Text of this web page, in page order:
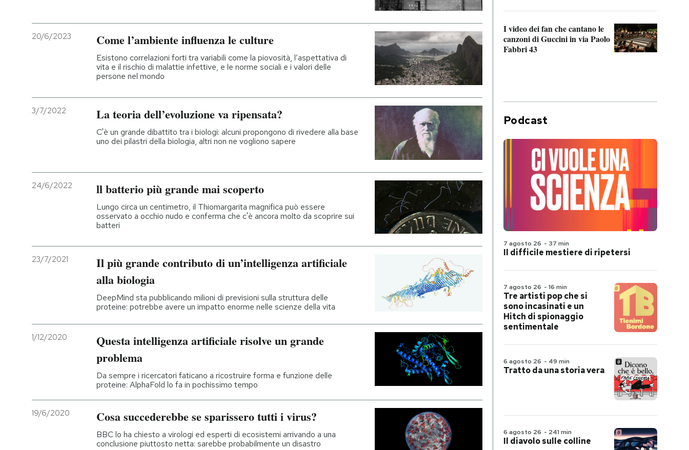
20/6/2023 Come l’ambiente influenza le culture
Esistono correlazioni forti tra variabili come la piovosità, l’aspettativa di
vita e il rischio di malattie infettive, e le norme sociali e i valori delle
persone nel mondo
3/7/2022 La teoria dell’evoluzione va ripensata?
C'è un grande dibattito tra i biologi: alcuni propongono di rivedere alla base
uno dei pilastri della biologia, altri non ne vogliono sapere
24/6/2022 ll batterio più grande mai scoperto
Lungo circa un centimetro, il Thiomargarita magnifica può essere
osservato a occhio nudo e conferma che c'è ancora molto da scoprire sui
batteri
23/7/2021
Il più grande contributo di un’intelligenza artificiale
alla biologia
DeepMind sta pubblicando milioni di previsioni sulla struttura delle
proteine: potrebbe avere un impatto enorme nelle scienze della vita
1/12/2020
Questa intelligenza artificiale risolve un grande
problema
Da sempre i ricercatori faticano a ricostruire forma e funzione delle
proteine: AlphaFold lo fa in pochissimo tempo
19/6/2020 Cosa succederebbe se sparissero tutti i virus?
BBC lo ha chiesto a virologi ed esperti di ecosistemi arrivando a una
conclusione piuttosto netta: sarebbe probabilmente un disastro
I video dei fan che cantano le
canzoni di Guccini in via Paolo
Fabbri 43
Podcast
7 agosto 26 - 37 min
Il difficile mestiere di ripetersi
7 agosto 26 - 16 min
Tre artisti pop che si
sono incasinati e un
Hitch di spionaggio
sentimentale
6 agosto 26 - 49 min
Tratto da una storia vera
6 agosto 26 - 241 min
Il diavolo sulle colline